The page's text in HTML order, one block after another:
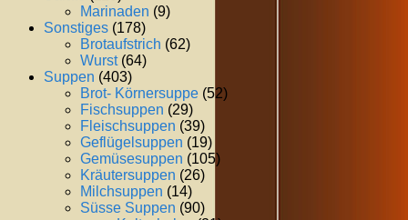
Marinaden (9)
Sonstiges (178)
Brotaufstrich (62)
Wurst(64)
Suppen (403)
Brot- Körnersuppe (52)
Fischsuppen (29)
Fleischsuppen (39)
Geflügelsuppen (19)
Gemüsesuppen (105)
Kräutersuppen (26)
Milchsuppen (14)
Süsse Suppen (90)